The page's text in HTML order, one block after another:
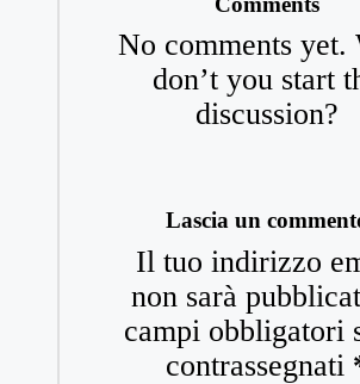
No comments yet.
don’t you start
discussion?
Lascia un
Il tuo indirizzo
non sarà
campi obbligatori
contrassegnati